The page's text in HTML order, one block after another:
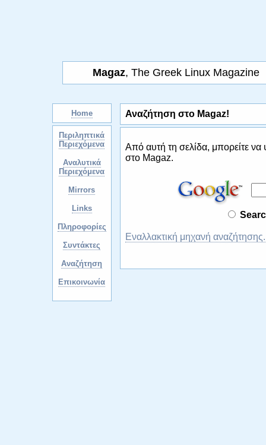
Magaz, The Greek Linux Magazine
Home
Περιληπτικά
Περιεχόμενα
Αναλυτικά
Περιεχόμενα
Mirrors
Links
Πληροφορίες
Συντάκτες
Αναζήτηση
Επικοινωνία
Αναζήτηση στο Magaz!
Από αυτή τη σελίδα, μπορείτε να
στο Magaz.
Εναλλακτική μηχανή αναζήτησης.